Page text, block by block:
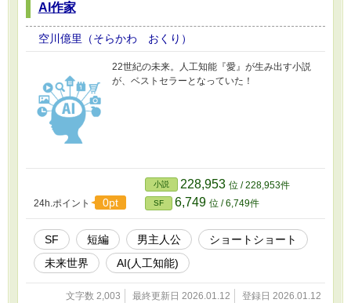
AI作家
空川億里（そらかわ おくり）
22世紀の未来。人工知能『愛』が生み出す小説
が、ベストセラーとなっていた！
24h.ポイント 0pt
小説 228,953 位 / 228,953件
SF 6,749 位 / 6,749件
SF 短編 男主人公
ショートショート
未来世界
AI(人工知能)
文字数 2,003 最終更新日 2026.01.12 登録日 2026.01.12